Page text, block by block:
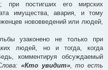
при постигших его мирских
имущества, авария, и тому
нововведений или людей,
узаконено не только при
людей, но и тогда, когда
комментируя обсуждаемый
«Кто увидит», то есть